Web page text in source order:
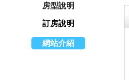
房型說明
訂房說明
網站介紹